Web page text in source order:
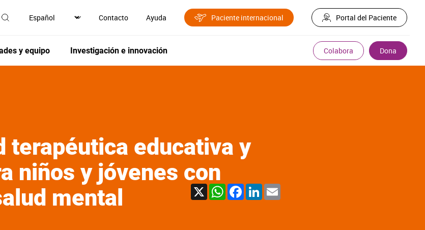
Contacto Ayuda Paciente internacional Portal del Paciente
y equipo Investigación e innovación Colabora Dona
terapéutica educativa y
niños y jóvenes con
mental
X WhatsAppFacebook
LinkedIn